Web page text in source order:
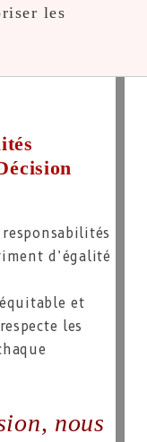
les
d’égalité
et
les
nous